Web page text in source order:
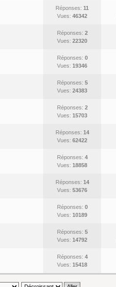
Réponses: 11
Vues: 46342
Réponses: 2
Vues: 22320
Réponses: 0
Vues: 19346
Réponses: 5
Vues: 24383
Réponses: 2
Vues: 15703
Réponses: 14
Vues: 62422
Réponses: 4
Vues: 18858
Réponses: 14
Vues: 53676
Réponses: 0
Vues: 10189
Réponses: 5
Vues: 14792
Réponses: 4
Vues: 15418